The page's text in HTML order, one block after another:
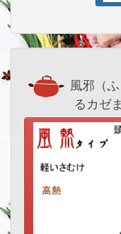
風邪（
るカゼ